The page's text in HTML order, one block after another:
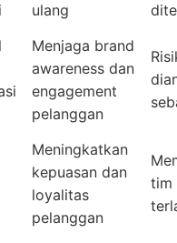
ulang
Menjaga brand
awareness dan
engagement
pelanggan
Meningkatkan
kepuasan dan
loyalitas
pelanggan
tim